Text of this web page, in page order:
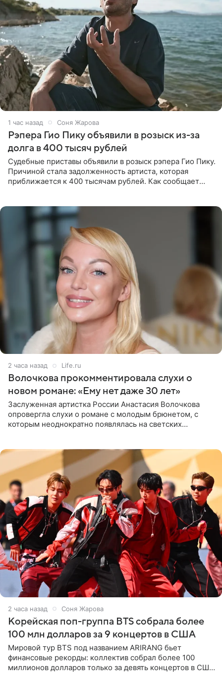
1 час назад Соня Жарова
Рэпера Гио Пику объявили в розыск из-за
долга в 400 тысяч рублей
Судебные приставы объявили в розыск рэпера Гио Пику.
Причиной стала задолженность артиста, которая
приближается к 400 тысячам рублей. Как сообщает
2 часа назад Life.ru
Волочкова прокомментировала слухи о
новом романе: «Ему нет даже 30 лет»
Заслуженная артистка России Анастасия Волочкова
опровергла слухи о романе с молодым брюнетом, с
которым неоднократно появлялась на светских
2 часа назад Соня Жарова
Корейская поп-группа BTS собрала более
100 млн долларов за 9 концертов в США
Мировой тур BTS под названием ARIRANG бьет
финансовые рекорды: коллектив собрал более 100
миллионов долларов только за девять концертов в США.